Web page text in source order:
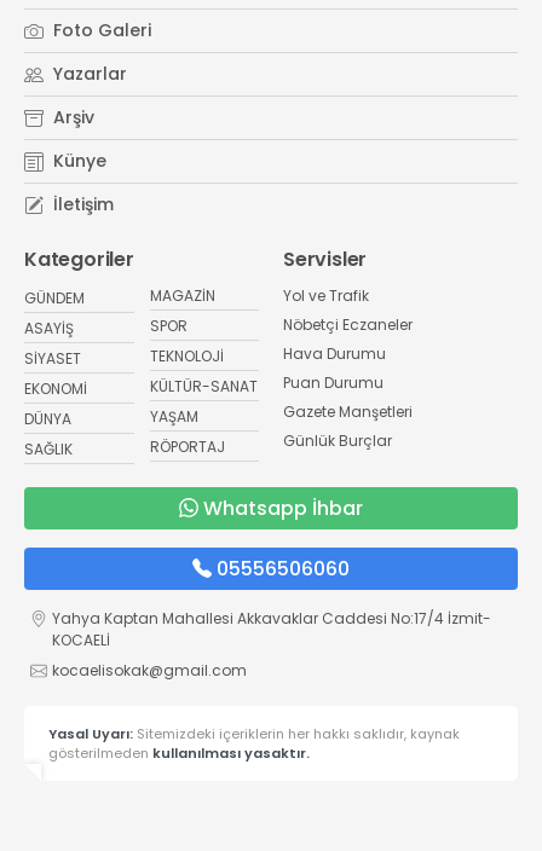
Foto Galeri
Yazarlar
Arşiv
Künye
İletişim
Kategoriler
GÜNDEM
ASAYİŞ
SİYASET
EKONOMİ
DÜNYA
SAĞLIK
MAGAZİN
SPOR
TEKNOLOJİ
KÜLTÜR-SANAT
YAŞAM
RÖPORTAJ
Servisler
Yol ve Trafik
Nöbetçi Eczaneler
Hava Durumu
Puan Durumu
Gazete Manşetleri
Günlük Burçlar
Whatsapp İhbar
05556506060
Yahya Kaptan Mahallesi Akkavaklar Caddesi No:17/4 İzmit-
KOCAELİ
kocaelisokak@gmail.com
Yasal Uyarı: Sitemizdeki içeriklerin her hakkı saklıdır, kaynak
gösterilmeden kullanılması yasaktır.